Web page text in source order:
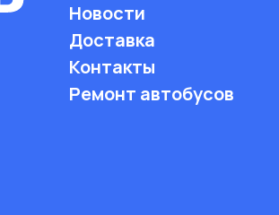
Новости
Доставка
Контакты
Ремонт автобусов